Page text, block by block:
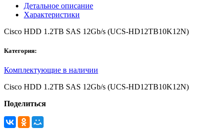
Детальное описание
Характеристики
Cisco HDD 1.2TB SAS 12Gb/s (UCS-HD12TB10K12N)
Категория:
Комплектующие в наличии
Cisco HDD 1.2TB SAS 12Gb/s (UCS-HD12TB10K12N)
Поделиться